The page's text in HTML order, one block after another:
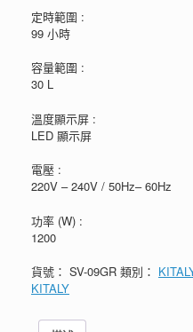
定時範圍 :
99 小時
容量範圍 :
30 L
溫度顯示屏 :
LED 顯示屏
電壓 :
220V – 240V / 50Hz– 60Hz
功率 (W) :
1200
貨號： SV-09GR 類別：
KITALY